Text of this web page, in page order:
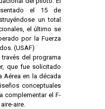
el 15 de
un total
el último se
por la Fuerza
(USAF)
del programa
que fue solicitado
Aérea en la década
conceptuales
complementar el F-
aire.